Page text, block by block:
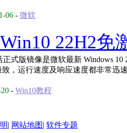
06 - 微软
22H2免
式版镜像是微软最新 Windows
，运行速度及响应速度都非常迅
- Win10教程
| 网站地图| 软件专题